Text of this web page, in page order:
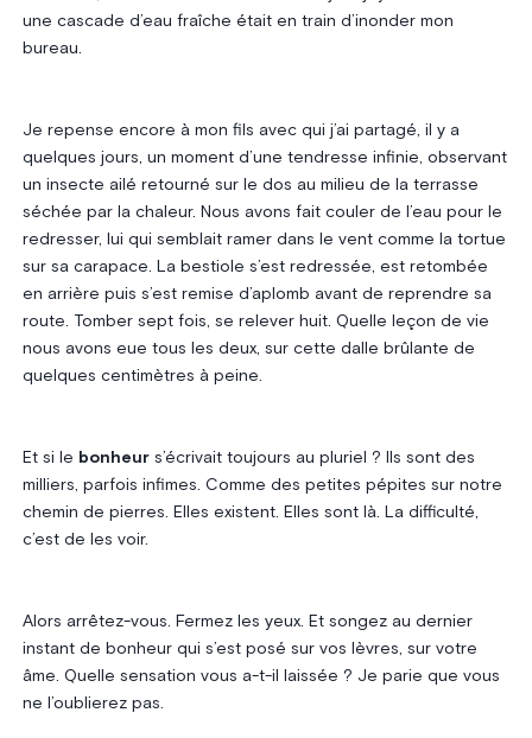
une cascade d’eau fraîche était en train d’inonder mon
bureau.
Je repense encore à mon fils avec qui j’ai partagé, il y a
quelques jours, un moment d’une tendresse infinie, observant
un insecte ailé retourné sur le dos au milieu de la terrasse
séchée par la chaleur. Nous avons fait couler de l’eau pour le
redresser, lui qui semblait ramer dans le vent comme la tortue
sur sa carapace. La bestiole s’est redressée, est retombée
en arrière puis s’est remise d’aplomb avant de reprendre sa
route. Tomber sept fois, se relever huit. Quelle leçon de vie
nous avons eue tous les deux, sur cette dalle brûlante de
quelques centimètres à peine.
Et si le bonheurs’écrivait toujours au pluriel ? Ils sont des
milliers, parfois infimes. Comme des petites pépites sur notre
chemin de pierres. Elles existent. Elles sont là. La difficulté,
c’est de les voir.
Alors arrêtez-vous. Fermez les yeux. Et songez au dernier
instant de bonheur qui s’est posé sur vos lèvres, sur votre
âme. Quelle sensation vous a-t-il laissée ? Je parie que vous
ne l’oublierez pas.